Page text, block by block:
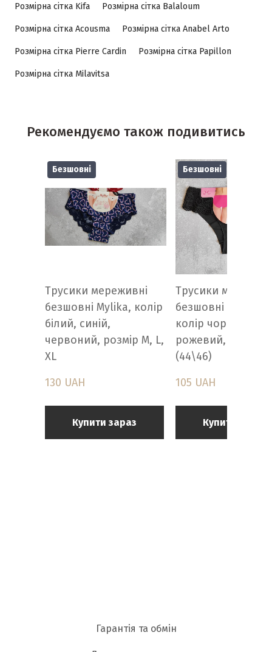
Розмірна сітка Kifa Розмірна сітка Balaloum
Розмірна сітка Acousma Розмірна сітка Anabel Arto
Розмірна сітка Pierre Cardin Розмірна сітка Papillon
Розмірна сітка Milavitsa
Рекомендуємо також подивитись
Безшовні
Трусики мереживні
безшовні Mylika, колір
білий, синій,
червоний, розмір М, L,
XL
130 UAH
Купити зараз
Безшовні
Трусики
безшовні Blue
колір чорний,
рожевий, розмір
(44\46)
105 UAH
Купити зараз
Гарантія та обмін